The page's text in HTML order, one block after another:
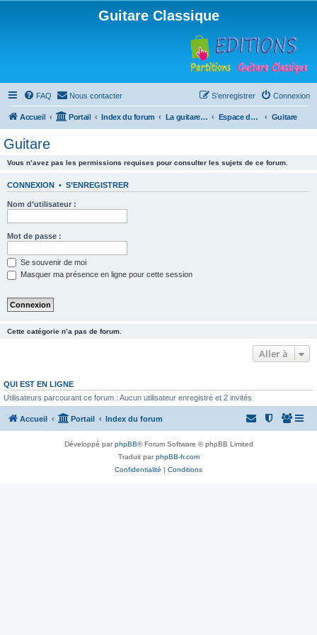
Guitare Classique
FAQ Nous contacter Connexion
S’enregistrer
Accueil Portail Index du forum La guitare : instrument, cours et théorie Espace débutants Guitare
Guitare
Vous n’avez pas les permissions requises pour consulter les sujets de ce forum.
CONNEXION • S’ENREGISTRER
Nom d’utilisateur :
Mot de passe :
Se souvenir de moi
Masquer ma présence en ligne pour cette session
Cette catégorie n’a pas de forum.
Aller à
QUI EST EN LIGNE
Utilisateurs parcourant ce forum : Aucun utilisateur enregistré et 2 invités
Accueil Portail Index du forum
Développé parphpBB® Forum Software © phpBB Limited
Traduit parphpBB-fr.com
Confidentialité | Conditions